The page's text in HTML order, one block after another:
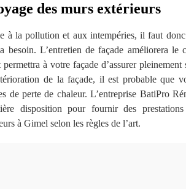
des murs extérieurs
à la pollution et aux intempéries, il faut
besoin. L’entretien de façade améliorera le
à votre façade d’assurer pleinement
de la façade, il est probable que
de perte de chaleur. L’entreprise BatiPro
disposition pour fournir des
à Gimel selon les règles de l’art.